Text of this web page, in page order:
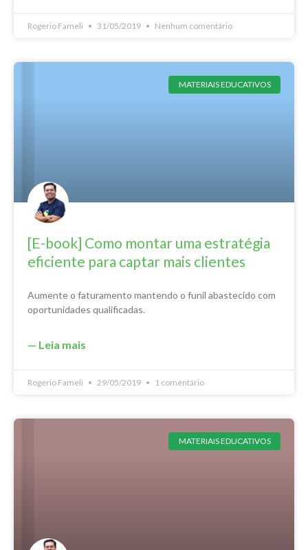
Rogerio Fameli 31/05/2019 Nenhum comentário
MATERIAIS EDUCATIVOS
[E-book] Como montar uma estratégia
eficiente para captar mais clientes
Aumente o faturamento mantendo o funil abastecido com
oportunidades qualificadas.
— Leia mais
Rogerio Fameli 29/05/2019 1 comentário
MATERIAIS EDUCATIVOS